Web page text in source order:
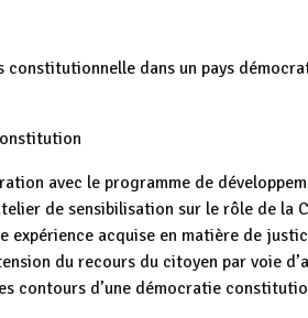
constitutionnelle dans un pays
avec le programme de
de sensibilisation sur le rôle de la
expérience acquise en matière de
du recours du citoyen par voie
contours d’une démocratie